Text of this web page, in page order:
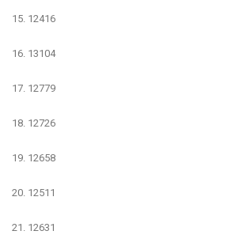
15. 12416
16. 13104
17. 12779
18. 12726
19. 12658
20. 12511
21. 12631